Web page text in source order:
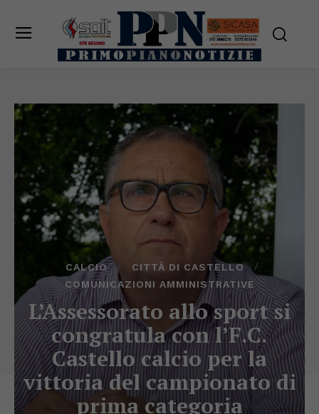
CALCIO
CITTÀ DI CASTELLO
COMUNICAZIONI AMMINISTRATIVE
L’Assessorato allo sport si
congratula con l’F.C.
Castello calcio per la
vittoria del campionato di
prima categoria